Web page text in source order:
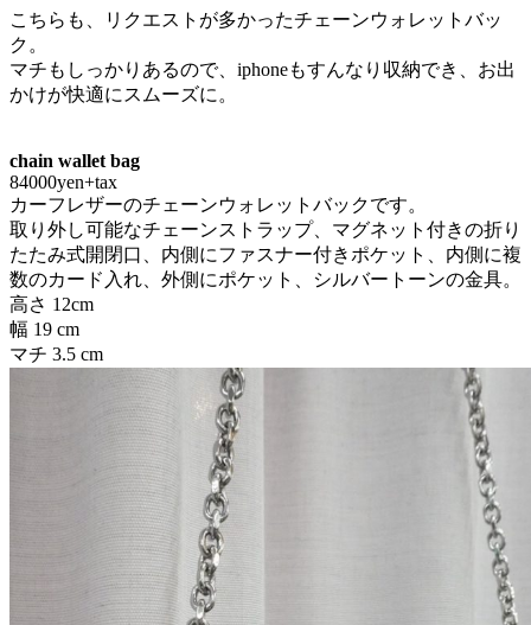
こちらも、リクエストが多かったチェーンウォレットバッ
ク。
マチもしっかりあるので、iphoneもすんなり収納でき、お出
かけが快適にスムーズに。
chain wallet bag
84000yen+tax
カーフレザーのチェーンウォレットバックです。
取り外し可能なチェーンストラップ、マグネット付きの折り
たたみ式開閉口、内側にファスナー付きポケット、内側に複
数のカード入れ、外側にポケット、シルバートーンの金具。
高さ 12cm
幅 19 cm
マチ 3.5 cm